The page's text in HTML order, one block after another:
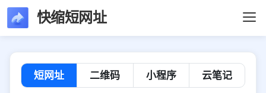
快缩短网址
短网址 二维码 小程序 云笔记